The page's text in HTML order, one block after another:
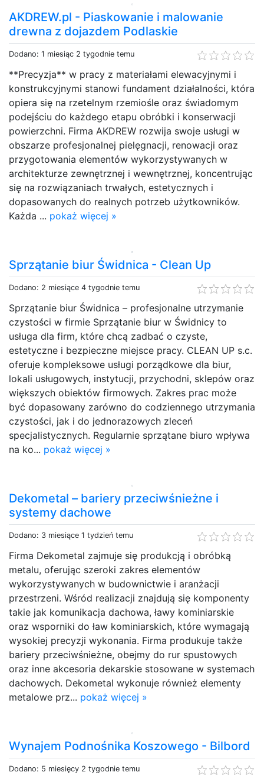
AKDREW.pl - Piaskowanie i malowanie
drewna z dojazdem Podlaskie
Dodano: 1 miesiąc 2 tygodnie temu
**Precyzja** w pracy z materiałami elewacyjnymi i
konstrukcyjnymi stanowi fundament działalności, która
opiera się na rzetelnym rzemiośle oraz świadomym
podejściu do każdego etapu obróbki i konserwacji
powierzchni. Firma AKDREW rozwija swoje usługi w
obszarze profesjonalnej pielęgnacji, renowacji oraz
przygotowania elementów wykorzystywanych w
architekturze zewnętrznej i wewnętrznej, koncentrując
się na rozwiązaniach trwałych, estetycznych i
dopasowanych do realnych potrzeb użytkowników.
Każda ... pokaż więcej »
Sprzątanie biur Świdnica - Clean Up
Dodano: 2 miesiące 4 tygodnie temu
Sprzątanie biur Świdnica – profesjonalne utrzymanie
czystości w firmie Sprzątanie biur w Świdnicy to
usługa dla firm, które chcą zadbać o czyste,
estetyczne i bezpieczne miejsce pracy. CLEAN UP s.c.
oferuje kompleksowe usługi porządkowe dla biur,
lokali usługowych, instytucji, przychodni, sklepów oraz
większych obiektów firmowych. Zakres prac może
być dopasowany zarówno do codziennego utrzymania
czystości, jak i do jednorazowych zleceń
specjalistycznych. Regularnie sprzątane biuro wpływa
na ko... pokaż więcej »
Dekometal – bariery przeciwśnieżne i
systemy dachowe
Dodano: 3 miesiące 1 tydzień temu
Firma Dekometal zajmuje się produkcją i obróbką
metalu, oferując szeroki zakres elementów
wykorzystywanych w budownictwie i aranżacji
przestrzeni. Wśród realizacji znajdują się komponenty
takie jak komunikacja dachowa, ławy kominiarskie
oraz wsporniki do ław kominiarskich, które wymagają
wysokiej precyzji wykonania. Firma produkuje także
bariery przeciwśnieżne, obejmy do rur spustowych
oraz inne akcesoria dekarskie stosowane w systemach
dachowych. Dekometal wykonuje również elementy
metalowe prz... pokaż więcej »
Wynajem Podnośnika Koszowego - Bilbord
Dodano: 5 miesięcy 2 tygodnie temu